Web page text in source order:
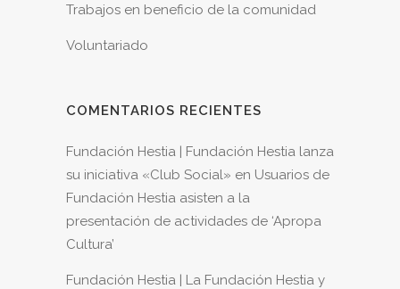
Trabajos en beneficio de la comunidad
Voluntariado
COMENTARIOS RECIENTES
Fundación Hestia | Fundación Hestia lanza
su iniciativa «Club Social» en Usuarios de
Fundación Hestia asisten a la
presentación de actividades de ‘Apropa
Cultura’
Fundación Hestia | La Fundación Hestia y